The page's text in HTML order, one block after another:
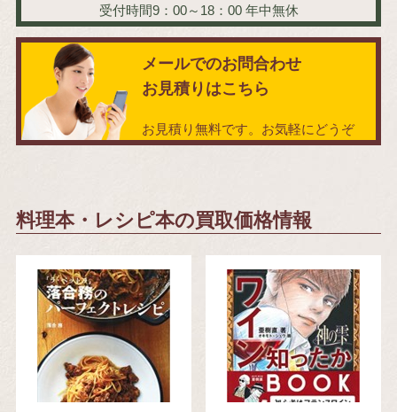
受付時間9：00～18：00 年中無休
メールでのお問合わせ
お見積りはこちら
お見積り無料です。お気軽にどうぞ
料理本・レシピ本の買取価格情報